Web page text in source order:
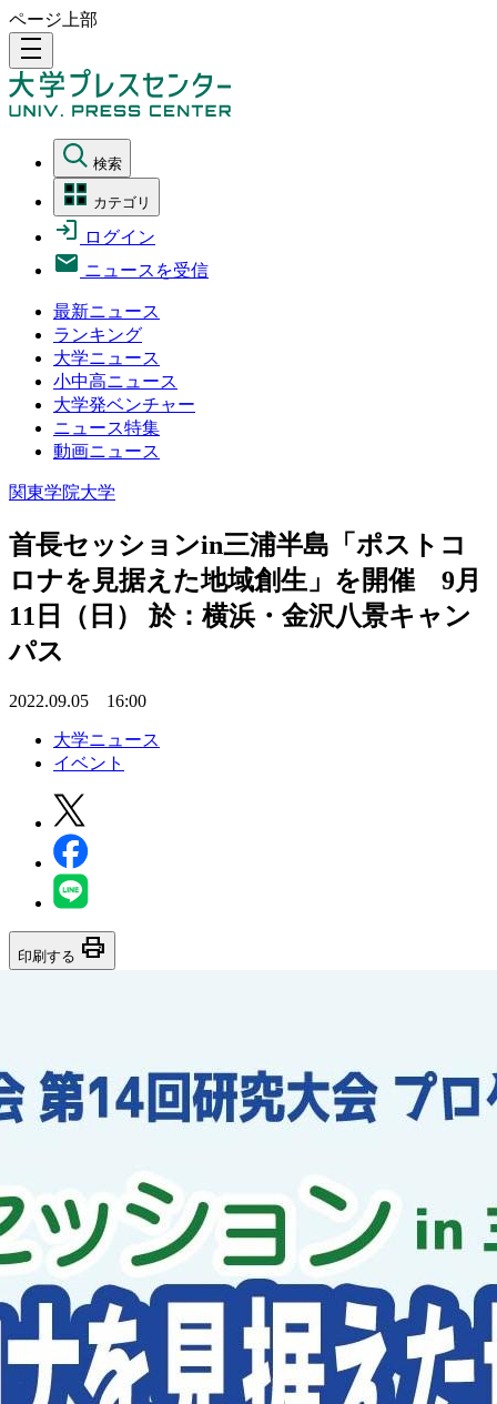
ページ上部
density_medium
検索
カテゴリ
ログイン
ニュースを受信
最新ニュース
ランキング
大学ニュース
小中高ニュース
大学発ベンチャー
ニュース特集
動画ニュース
関東学院大学
首長セッションin三浦半島「ポストコ
ロナを見据えた地域創生」を開催 9月
11日（日） 於：横浜・金沢八景キャン
パス
2022.09.05 16:00
大学ニュース
イベント
印刷する print